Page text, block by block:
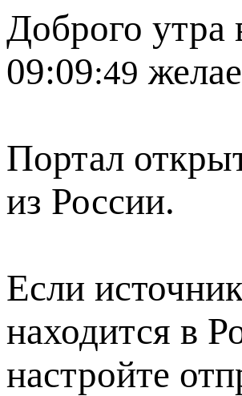
Доброго утра
09:09:49
Портал
из России.
Если
находится в
настройте